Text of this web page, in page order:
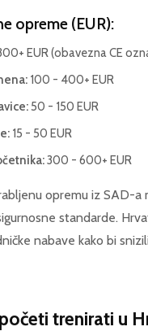
opreme (EUR):
EUR (obavezna CE
100 - 400+ EUR
50 - 150 EUR
15 - 50 EUR
300 - 600+ EUR
opremu iz SAD-a
standarde.
nabave kako bi
trenirati u